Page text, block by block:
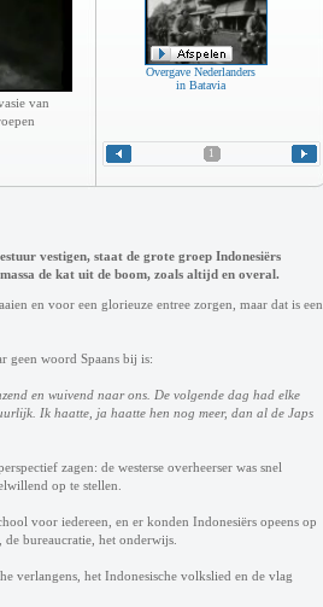
van
Overgave Nederlanders
in Batavia
1
vestigen, staat de grote groep Indonesiërs
de kat uit de boom, zoals altijd en overal.
en voor een glorieuze entree zorgen, maar dat is een
geen woord Spaans bij is:
en wuivend naar ons. De volgende dag had elke
Ik haatte, ja haatte hen nog meer, dan al de Japs
zagen: de westerse overheerser was snel
op te stellen.
voor iedereen, en er konden Indonesiërs opeens op
bureaucratie, het onderwijs.
verlangens, het Indonesische volkslied en de vlag